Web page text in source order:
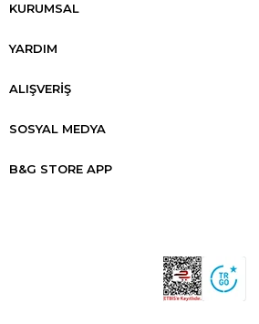
KURUMSAL
YARDIM
ALIŞVERİŞ
SOSYAL MEDYA
B&G STORE APP